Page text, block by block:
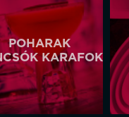
POHARAK
KARAFOK